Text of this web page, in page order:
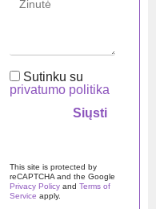
Likutis:Turime
sandėlyje
Prekės ženklas:Deutz
Rodyti kainą
Sutinku su
privatumo politika
This site is protected by
reCAPTCHA and the Google
Privacy Policy and Terms of
Service apply.